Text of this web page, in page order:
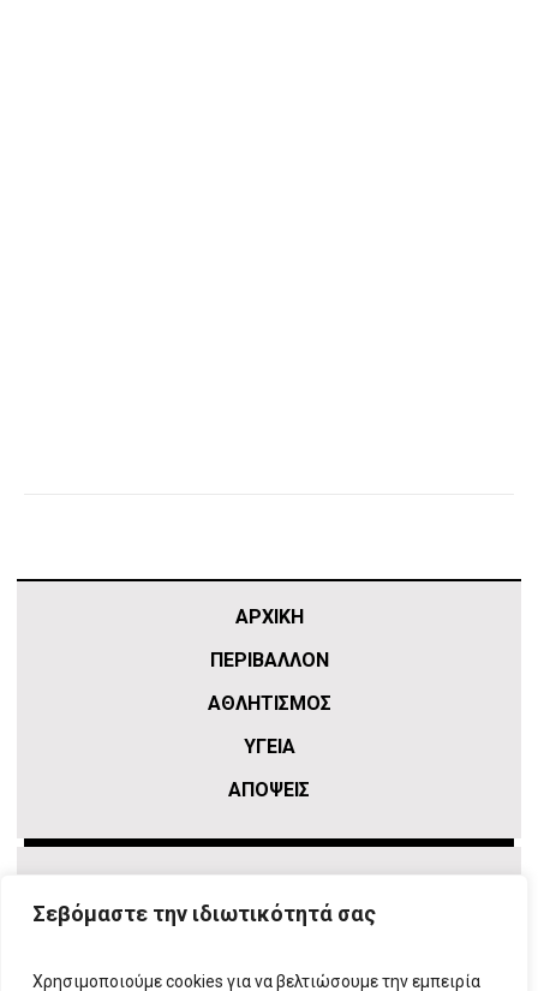
Σεβόμαστε την ιδιωτικότητά σας
Χρησιμοποιούμε cookies για να βελτιώσουμε την εμπειρία
ΑΡΧΙΚΗ
ΠΕΡΙΒΑΛΛΟΝ
ΑΘΛΗΤΙΣΜΌΣ
ΥΓΕΙΑ
ΑΠΟΨΕΙΣ